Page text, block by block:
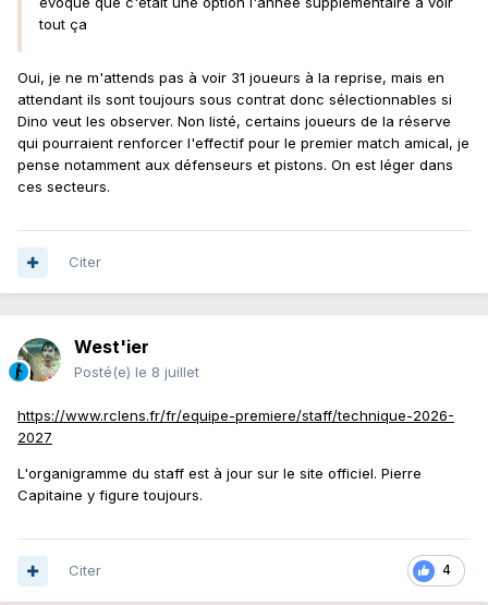
tout ça
Oui, je ne m'attends pas à voir 31 joueurs à la reprise, mais en
attendant ils sont toujours sous contrat donc sélectionnables si
Dino veut les observer. Non listé, certains joueurs de la réserve
qui pourraient renforcer l'effectif pour le premier match amical, je
pense notamment aux défenseurs et pistons. On est léger dans
ces secteurs.
Citer
West'ier
Posté(e) le 8 juillet
https://www.rclens.fr/fr/equipe-premiere/staff/technique-2026-
2027
L'organigramme du staff est à jour sur le site officiel. Pierre
Capitaine y figure toujours.
4
Citer